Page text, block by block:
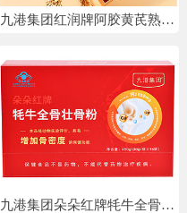
九港集团红润牌阿胶黄芪熟地
九港集团朵朵红牌牦牛全骨壮